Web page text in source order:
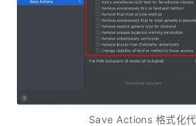
Save Actions 格式化